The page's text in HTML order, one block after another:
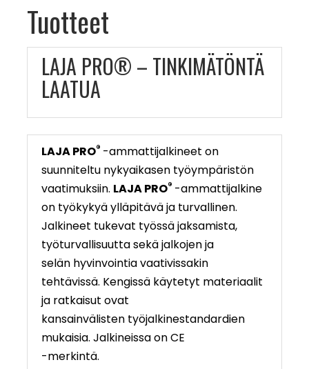
Tuotteet
LAJA PRO® – TINKIMÄTÖNTÄ
LAATUA
LAJA PRO® -ammattijalkineet on
suunniteltu nykyaikasen työympäristön
vaatimuksiin. LAJA PRO® -ammattijalkine
on työkykyä ylläpitävä ja turvallinen.
Jalkineet tukevat työssä jaksamista,
työturvallisuutta sekä jalkojen ja
selän hyvinvointia vaativissakin
tehtävissä. Kengissä käytetyt materiaalit
ja ratkaisut ovat
kansainvälisten työjalkinestandardien
mukaisia. Jalkineissa on CE
-merkintä.